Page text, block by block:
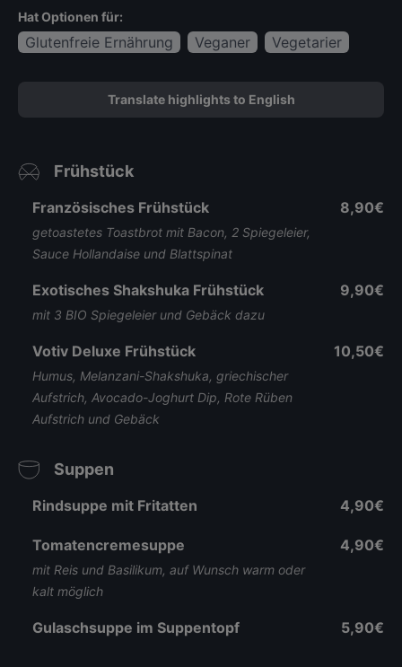
Hat Optionen für:
Glutenfreie Ernährung Veganer Vegetarier
Translate highlights to English
Frühstück
Französisches Frühstück
getoastetes Toastbrot mit Bacon, 2 Spiegeleier,
Sauce Hollandaise und Blattspinat
8,90€
Exotisches Shakshuka Frühstück
mit 3 BIO Spiegeleier und Gebäck dazu
9,90€
Votiv Deluxe Frühstück
Humus, Melanzani-Shakshuka, griechischer
Aufstrich, Avocado-Joghurt Dip, Rote Rüben
Aufstrich und Gebäck
10,50€
Suppen
Rindsuppe mit Fritatten 4,90€
Tomatencremesuppe
mit Reis und Basilikum, auf Wunsch warm oder
kalt möglich
4,90€
Gulaschsuppe im Suppentopf 5,90€